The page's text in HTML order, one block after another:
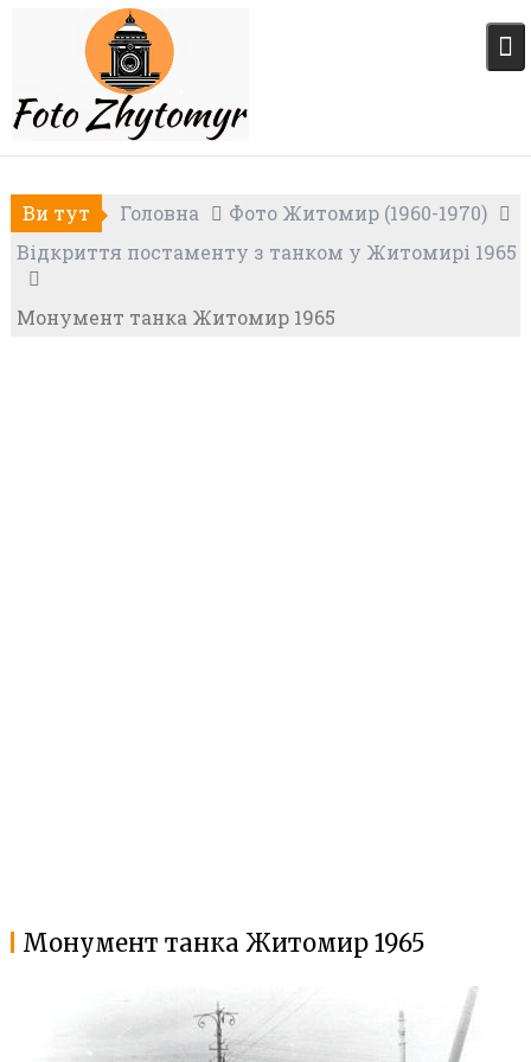
Ви тут Головна
Фото Житомир (1960-1970)
Відкриття постаменту з танком у Житомирі 1965
Монумент танка Житомир 1965
Монумент танка Житомир 1965